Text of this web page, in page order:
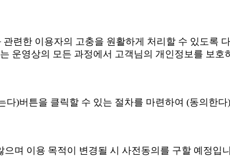
련한 이용자의 고충을 원활하게 처리할 수 있도록
운영상의 모든 과정에서 고객님의 개인정보를 보호
)버튼을 클릭할 수 있는 절차를 마련하여 (동의한
며 이용 목적이 변경될 시 사전동의를 구할 예정입